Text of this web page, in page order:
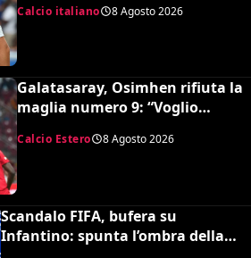
Calcio italiano 8 Agosto 2026
Galatasaray, Osimhen rifiuta la
maglia numero 9: “Voglio
Calcio Estero 8 Agosto 2026
Scandalo FIFA, bufera su
Infantino: spunta l’ombra della